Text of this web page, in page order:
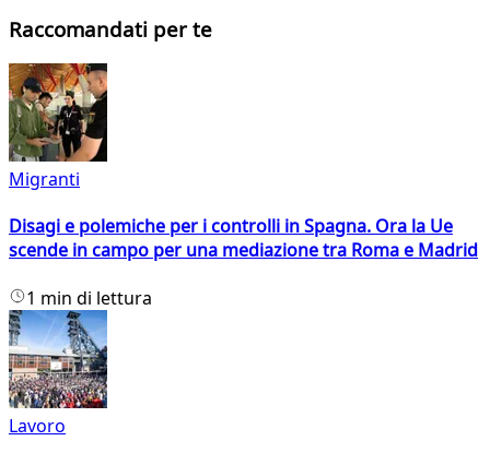
Raccomandati per te
Migranti
Disagi e polemiche per i controlli in Spagna. Ora la Ue
scende in campo per una mediazione tra Roma e Madrid
1 min di lettura
Lavoro